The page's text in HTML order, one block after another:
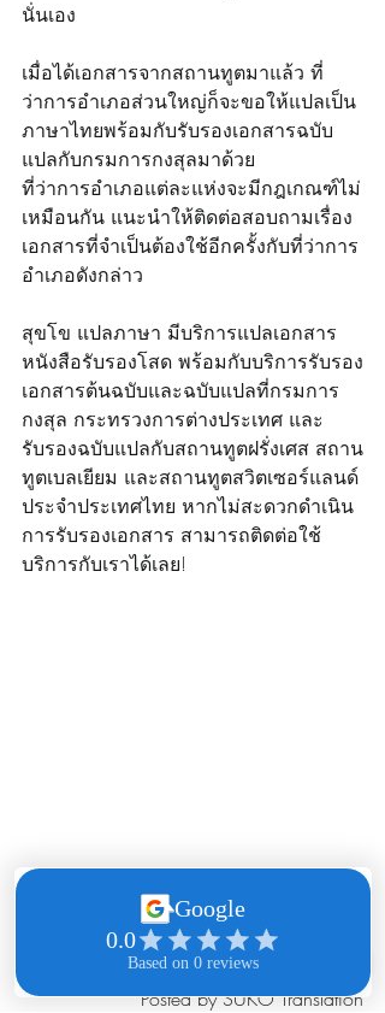
นั่นเอง
เมื่อได้เอกสารจากสถานทูตมาแล้ว ที่
ว่าการอำเภอส่วนใหญ่ก็จะขอให้แปลเป็น
ภาษาไทยพร้อมกับรับรองเอกสารฉบับ
แปลกับกรมการกงสุลมาด้วย
ที่ว่าการอำเภอแต่ละแห่งจะมีกฎเกณฑ์ไม่
เหมือนกัน แนะนำให้ติดต่อสอบถามเรื่อง
เอกสารที่จำเป็นต้องใช้อีกครั้งกับที่ว่าการ
อำเภอดังกล่าว
สุขโข แปลภาษา มีบริการแปลเอกสาร
หนังสือรับรองโสด พร้อมกับบริการรับรอง
เอกสารต้นฉบับและฉบับแปลที่กรมการ
กงสุล กระทรวงการต่างประเทศ และ
รับรองฉบับแปลกับสถานทูตฝรั่งเศส สถาน
ทูตเบลเยียม และสถานทูตสวิตเซอร์แลนด์
ประจำประเทศไทย หากไม่สะดวกดำเนิน
การรับรองเอกสาร สามารถติดต่อใช้
บริการกับเราได้เลย!
Posted by SUKO Translation